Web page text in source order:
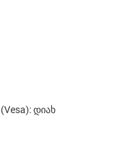
დიახ